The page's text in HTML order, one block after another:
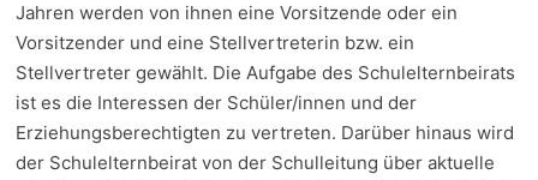
Jahren werden von ihnen eine Vorsitzende oder ein
Vorsitzender und eine Stellvertreterin bzw. ein
Stellvertreter gewählt. Die Aufgabe des Schulelternbeirats
ist es die Interessen der Schüler/innen und der
Erziehungsberechtigten zu vertreten. Darüber hinaus wird
der Schulelternbeirat von der Schulleitung über aktuelle